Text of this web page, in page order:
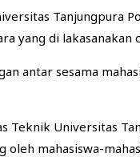
Tanjungpura
yang di
sesama
Universitas
mahasiswa-